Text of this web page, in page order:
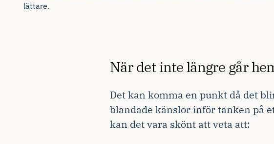
lättare.
När det inte längre går
Det kan komma en punkt då det
blandade känslor inför tanken på
kan det vara skönt att veta att: